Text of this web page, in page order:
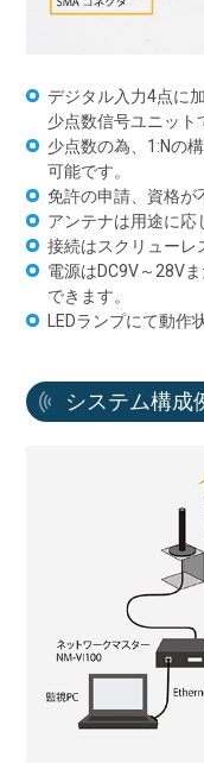
デジタル入力4点に
少点数信号ユニット
少点数の為、1:Nの
可能です。
免許の申請、資格が
アンテナは用途に応
接続はスクリューレ
電源はDC9V～28V
できます。
LEDランプにて動作
システム構成